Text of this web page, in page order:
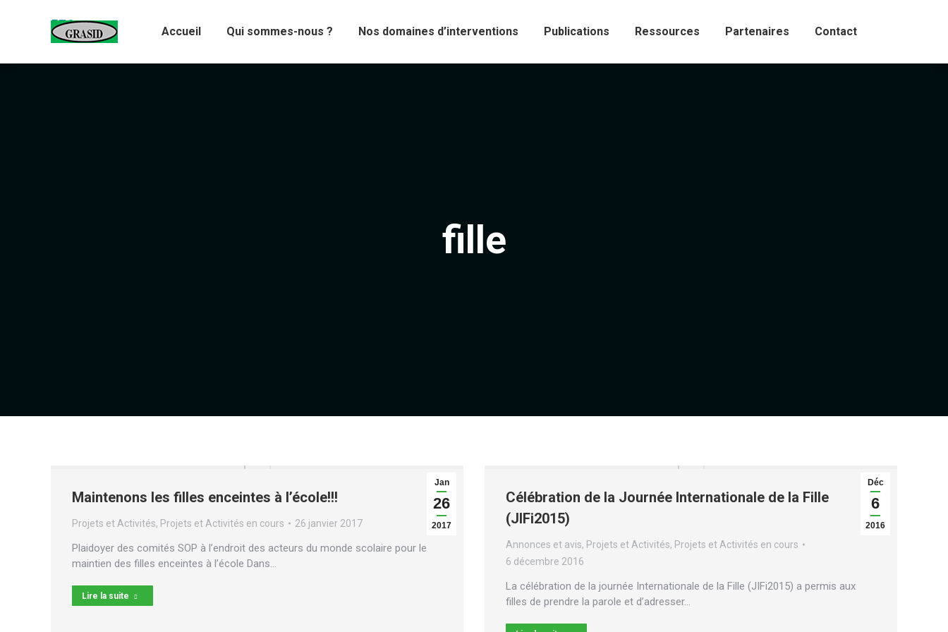
Accueil Qui sommes-nous ? Nos domaines d’interventions Publications Ressources Partenaires Contact
fille
Jan
26
2017
Maintenons les filles enceintes à l’école!!!
Projets et Activités, Projets et Activités en cours 26 janvier 2017
Plaidoyer des comités SOP à l’endroit des acteurs du monde scolaire pour le
maintien des filles enceintes à l’école Dans…
Lire la suite
Déc
6
2016
Célébration de la Journée Internationale de la Fille
(JIFi2015)
Annonces et avis, Projets et Activités, Projets et Activités en cours
6 décembre 2016
La célébration de la journée Internationale de la Fille (JIFi2015) a permis aux
filles de prendre la parole et d’adresser…